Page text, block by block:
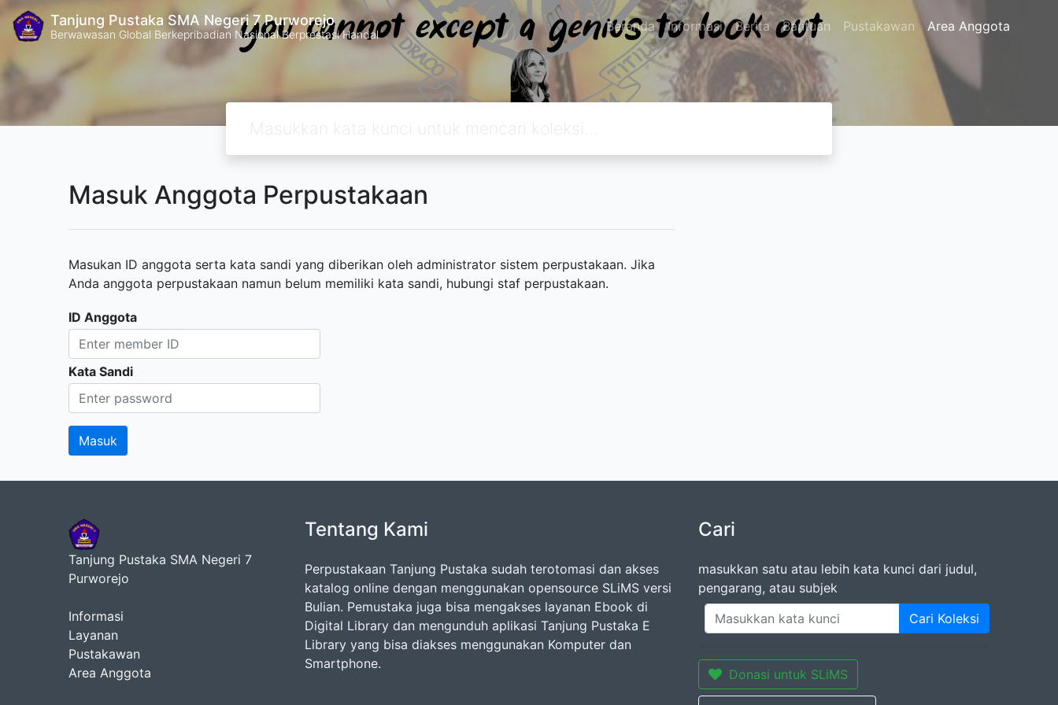
Tanjung Pustaka SMA Negeri 7 Purworejo
Berwawasan Global Berkepribadian Nasional Berprestasi Handal Beranda Informasi Berita Bantuan Pustakawan Area Anggota
Masuk Anggota Perpustakaan
Masukan ID anggota serta kata sandi yang diberikan oleh administrator sistem perpustakaan. Jika
Anda anggota perpustakaan namun belum memiliki kata sandi, hubungi staf perpustakaan.
ID Anggota
Kata Sandi
Tanjung Pustaka SMA Negeri 7
Purworejo
Informasi
Layanan
Pustakawan
Area Anggota
Tentang Kami
Perpustakaan Tanjung Pustaka sudah terotomasi dan akses
katalog online dengan menggunakan opensource SLiMS versi
Bulian. Pemustaka juga bisa mengakses layanan Ebook di
Digital Library dan mengunduh aplikasi Tanjung Pustaka E
Library yang bisa diakses menggunakan Komputer dan
Smartphone.
Cari
masukkan satu atau lebih kata kunci dari judul,
pengarang, atau subjek
Cari Koleksi
Donasi untuk SLiMS